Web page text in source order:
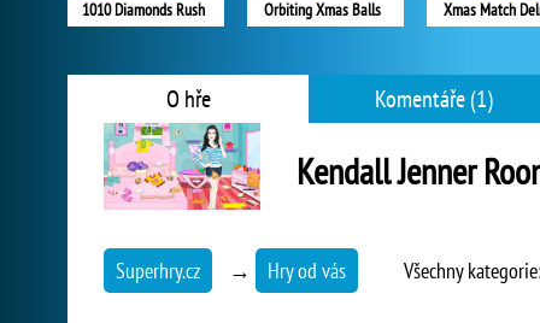
1010 Diamonds Rush Orbiting Xmas Balls Xmas Match
O hře Komentáře (1)
Kendall Jenner
Superhry.cz → Hry od vás Všechny